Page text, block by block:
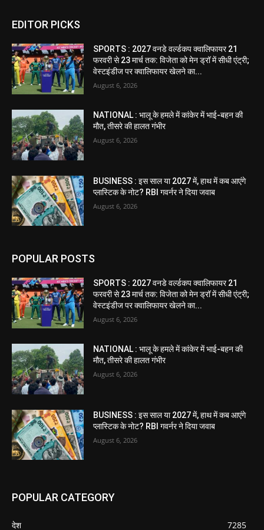
EDITOR PICKS
SPORTS : 2027 वनडे वर्ल्डकप क्वालिफायर 21
फरवरी से 23 मार्च तक: विजेता को मेन ड्रॉ में सीधी एंट्री;
वेस्टइंडीज पर क्वालिफायर खेलने का...
August 6, 2026
NATIONAL : भालू के हमले में कांकेर में भाई-बहन की
मौत, तीसरे की हालत गंभीर
August 6, 2026
BUSINESS : इस साल या 2027 में, हाथ में कब आएंगे
प्लास्टिक के नोट? RBI गवर्नर ने दिया जवाब
August 6, 2026
POPULAR POSTS
SPORTS : 2027 वनडे वर्ल्डकप क्वालिफायर 21
फरवरी से 23 मार्च तक: विजेता को मेन ड्रॉ में सीधी एंट्री;
वेस्टइंडीज पर क्वालिफायर खेलने का...
August 6, 2026
NATIONAL : भालू के हमले में कांकेर में भाई-बहन की
मौत, तीसरे की हालत गंभीर
August 6, 2026
BUSINESS : इस साल या 2027 में, हाथ में कब आएंगे
प्लास्टिक के नोट? RBI गवर्नर ने दिया जवाब
August 6, 2026
POPULAR CATEGORY
देश
7285